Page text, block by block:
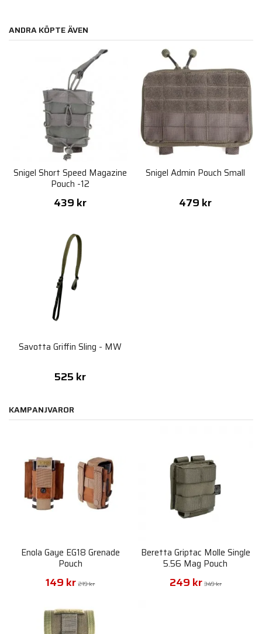
ANDRA KÖPTE ÄVEN
Snigel Short Speed Magazine
Pouch -12
439 kr
Snigel Admin Pouch Small
479 kr
Savotta Griffin Sling - MW
525 kr
KAMPANJVAROR
Enola Gaye EG18 Grenade
Pouch
149 kr 219 kr
Beretta Griptac Molle Single
5.56 Mag Pouch
249 kr 349 kr